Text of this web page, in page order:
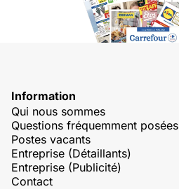
Information
Qui nous sommes
Questions fréquemment posées
Postes vacants
Entreprise (Détaillants)
Entreprise (Publicité)
Contact